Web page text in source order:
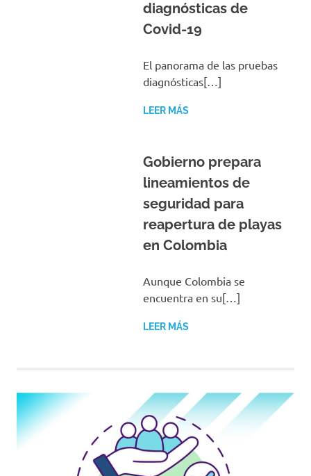
diagnósticas de
Covid-19
El panorama de las pruebas
diagnósticas[…]
LEER MÁS
Gobierno prepara
lineamientos de
seguridad para
reapertura de playas
en Colombia
Aunque Colombia se
encuentra en su[…]
LEER MÁS